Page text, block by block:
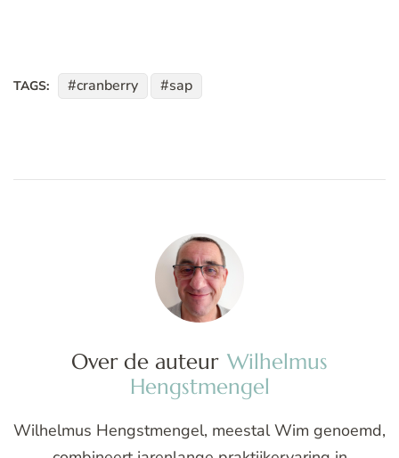
TAGS: cranberry sap
Over de auteur Wilhelmus
Hengstmengel
Wilhelmus Hengstmengel, meestal Wim genoemd,